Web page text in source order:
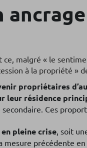
malgré « le
à la propriété »
propriétaires
leur résidence
Ces
pleine crise, soit
mesure précédente